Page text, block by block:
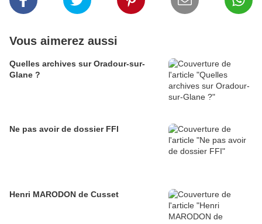
Vous aimerez aussi
Quelles archives sur Oradour-sur-
Glane ?
Ne pas avoir de dossier FFI
Henri MARODON de Cusset